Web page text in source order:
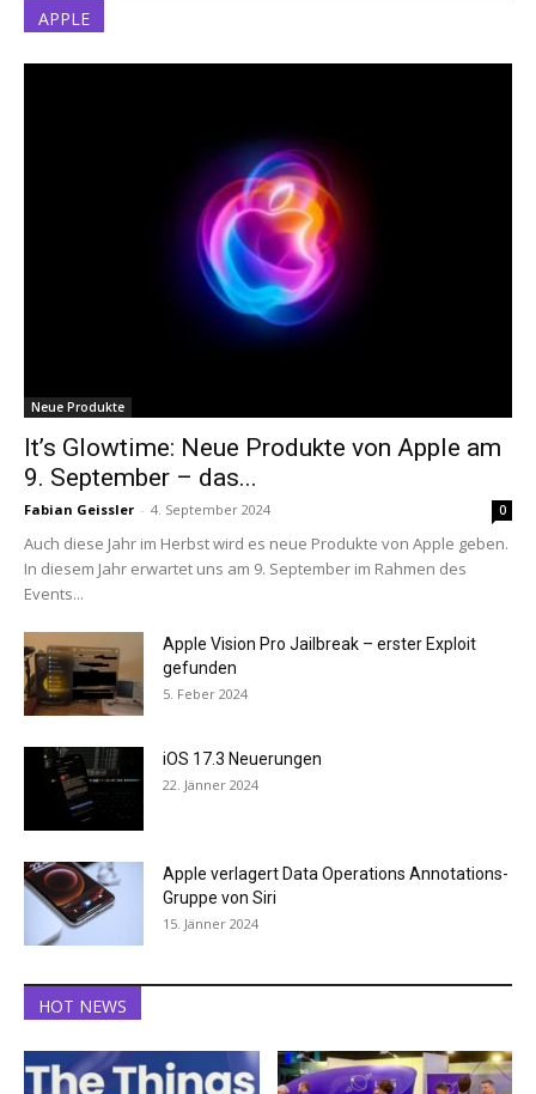
APPLE
Neue Produkte
It’s Glowtime: Neue Produkte von Apple am
9. September – das...
Fabian Geissler - 4. September 2024 0
Auch diese Jahr im Herbst wird es neue Produkte von Apple geben.
In diesem Jahr erwartet uns am 9. September im Rahmen des
Events...
Apple Vision Pro Jailbreak – erster Exploit
gefunden
5. Feber 2024
iOS 17.3 Neuerungen
22. Jänner 2024
Apple verlagert Data Operations Annotations-
Gruppe von Siri
15. Jänner 2024
HOT NEWS